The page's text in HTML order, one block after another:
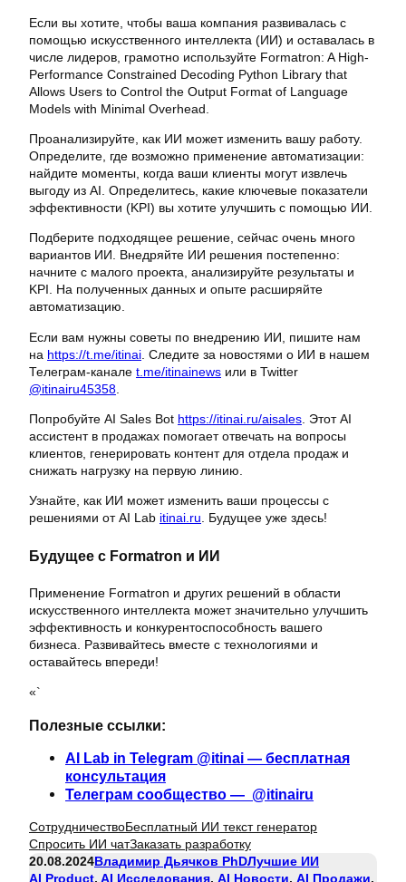
Если вы хотите, чтобы ваша компания развивалась с
помощью искусственного интеллекта (ИИ) и оставалась в
числе лидеров, грамотно используйте Formatron: A High-
Performance Constrained Decoding Python Library that
Allows Users to Control the Output Format of Language
Models with Minimal Overhead.
Проанализируйте, как ИИ может изменить вашу работу.
Определите, где возможно применение автоматизации:
найдите моменты, когда ваши клиенты могут извлечь
выгоду из AI. Определитесь, какие ключевые показатели
эффективности (KPI) вы хотите улучшить с помощью ИИ.
Подберите подходящее решение, сейчас очень много
вариантов ИИ. Внедряйте ИИ решения постепенно:
начните с малого проекта, анализируйте результаты и
KPI. На полученных данных и опыте расширяйте
автоматизацию.
Если вам нужны советы по внедрению ИИ, пишите нам
на https://t.me/itinai . Следите за новостями о ИИ в нашем
Телеграм-канале t.me/itinainews или в Twitter
@itinairu45358
Попробуйте AI Sales Bot https://itinai.ru/aisales . Этот AI
ассистент в продажах помогает отвечать на вопросы
клиентов, генерировать контент для отдела продаж и
снижать нагрузку на первую линию.
Узнайте, как ИИ может изменить ваши процессы с
решениями от AI Lab itinai.ru. Будущее уже здесь!
Будущее с Formatron и ИИ
Применение Formatron и других решений в области
искусственного интеллекта может значительно улучшить
эффективность и конкурентоспособность вашего
бизнеса. Развивайтесь вместе с технологиями и
оставайтесь впереди!
«`
Полезные ссылки:
AI Lab in Telegram @itinai — бесплатная
консультация
Телеграм сообщество — @itinairu
СотрудничествоБесплатный ИИ текст генератор
Спросить ИИ чатЗаказать разработку
20.08.2024Владимир Дьячков PhDЛучшие ИИ
AI Product, AI Исследования, AI Новости, AI Продажи